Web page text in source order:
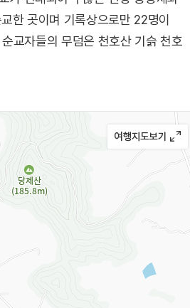
한 곳이며 기록상으로만 22명이
교자들의 무덤은 천호산 기슭 천호